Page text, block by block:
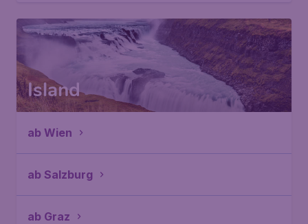
Island
ab Wien
ab Salzburg
ab Graz